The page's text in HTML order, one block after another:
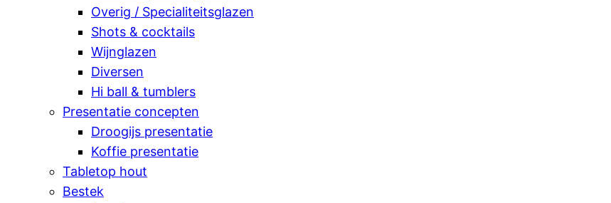
Overig / Specialiteitsglazen
Shots & cocktails
Wijnglazen
Diversen
Hi ball & tumblers
Presentatie concepten
Droogijs presentatie
Koffie presentatie
Tabletop hout
Bestek